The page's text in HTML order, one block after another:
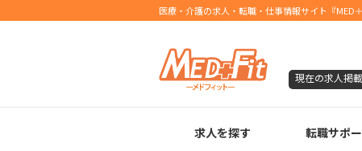
医療・介護の求人・転職・仕事情報サイト『MED
現在の求人掲
求人を探す 転職サポ